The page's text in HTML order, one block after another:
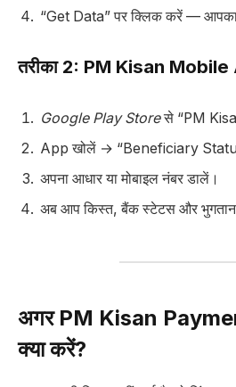
“Get Data” पर क्लिक करें — आपका
तरीका 2: PM Kisan
Google Play Storeसे “PM
App खोलें → “Beneficiary
अपना आधार या मोबाइल नंबर डालें।
अब आप किस्त, बैंक स्टेटस और
अगर PM Kisan
क्या करें?